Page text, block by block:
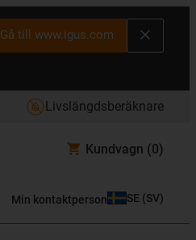
Gå till www.igus.com
Livslängdsberäknare
Kundvagn (0)
Min kontaktperson SE (SV)